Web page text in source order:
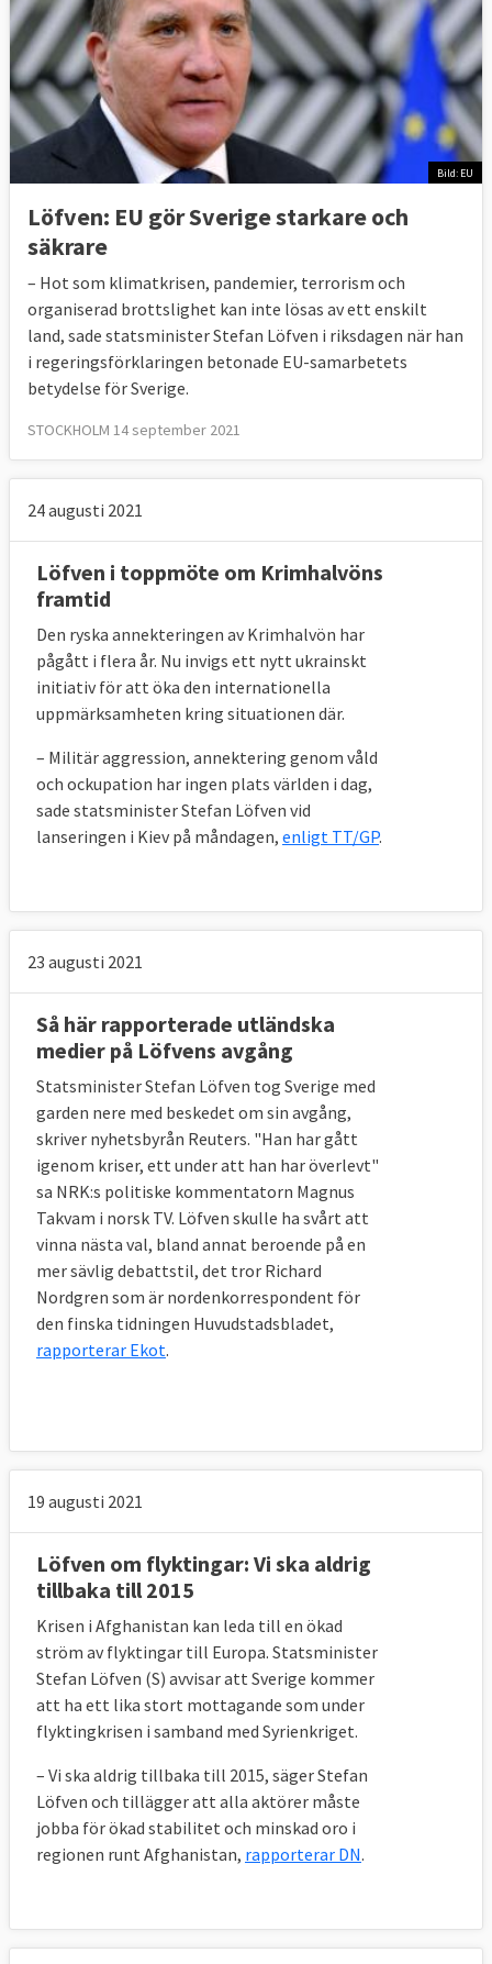
Bild: EU
Löfven: EU gör Sverige starkare och
säkrare
– Hot som klimatkrisen, pandemier, terrorism och
organiserad brottslighet kan inte lösas av ett enskilt
land, sade statsminister Stefan Löfven i riksdagen när han
i regeringsförklaringen betonade EU-samarbetets
betydelse för Sverige.
STOCKHOLM 14 september 2021
24 augusti 2021
Löfven i toppmöte om Krimhalvöns
framtid
Den ryska annekteringen av Krimhalvön har
pågått i flera år. Nu invigs ett nytt ukrainskt
initiativ för att öka den internationella
uppmärksamheten kring situationen där.
– Militär aggression, annektering genom våld
och ockupation har ingen plats världen i dag,
sade statsminister Stefan Löfven vid
lanseringen i Kiev på måndagen, enligt TT/GP.
23 augusti 2021
Så här rapporterade utländska
medier på Löfvens avgång
Statsminister Stefan Löfven tog Sverige med
garden nere med beskedet om sin avgång,
skriver nyhetsbyrån Reuters. "Han har gått
igenom kriser, ett under att han har överlevt"
sa NRK:s politiske kommentatorn Magnus
Takvam i norsk TV. Löfven skulle ha svårt att
vinna nästa val, bland annat beroende på en
mer sävlig debattstil, det tror Richard
Nordgren som är nordenkorrespondent för
den finska tidningen Huvudstadsbladet,
rapporterar Ekot.
19 augusti 2021
Löfven om flyktingar: Vi ska aldrig
tillbaka till 2015
Krisen i Afghanistan kan leda till en ökad
ström av flyktingar till Europa. Statsminister
Stefan Löfven (S) avvisar att Sverige kommer
att ha ett lika stort mottagande som under
flyktingkrisen i samband med Syrienkriget.
– Vi ska aldrig tillbaka till 2015, säger Stefan
Löfven och tillägger att alla aktörer måste
jobba för ökad stabilitet och minskad oro i
regionen runt Afghanistan, rapporterar DN.